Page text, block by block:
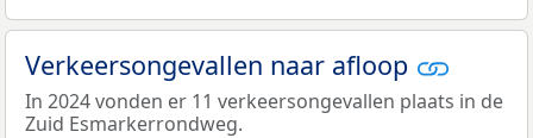
Verkeersongevallen naar afloop
In 2024 vonden er 11 verkeersongevallen plaats in de
Zuid Esmarkerrondweg.